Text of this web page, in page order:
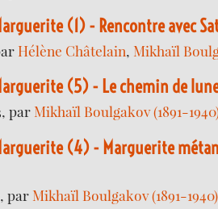
(1) - Rencontre avec
Hélène Châtelain,Mikhaïl
(5) - Le chemin de
parMikhaïl Boulgakov (1891-
(4) - Marguerite
parMikhaïl Boulgakov (1891-1940)